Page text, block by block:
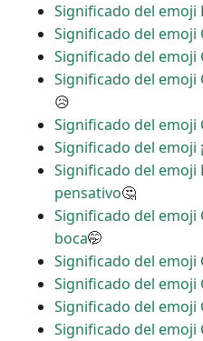
Significado del emoji
Significado del emoji
Significado del emoji
Significado del emoji
😥
Significado del emoji
Significado del emoji
Significado del emoji
pensativo🤔
Significado del emoji
boca🤭
Significado del emoji
Significado del emoji
Significado del emoji
Significado del emoji